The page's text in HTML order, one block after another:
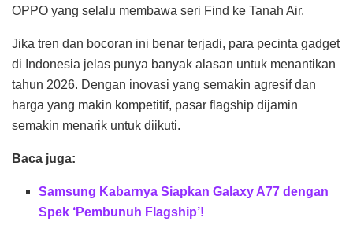
OPPO yang selalu membawa seri Find ke Tanah Air.
Jika tren dan bocoran ini benar terjadi, para pecinta gadget
di Indonesia jelas punya banyak alasan untuk menantikan
tahun 2026. Dengan inovasi yang semakin agresif dan
harga yang makin kompetitif, pasar flagship dijamin
semakin menarik untuk diikuti.
Baca juga:
Samsung Kabarnya Siapkan Galaxy A77 dengan
Spek ‘Pembunuh Flagship’!